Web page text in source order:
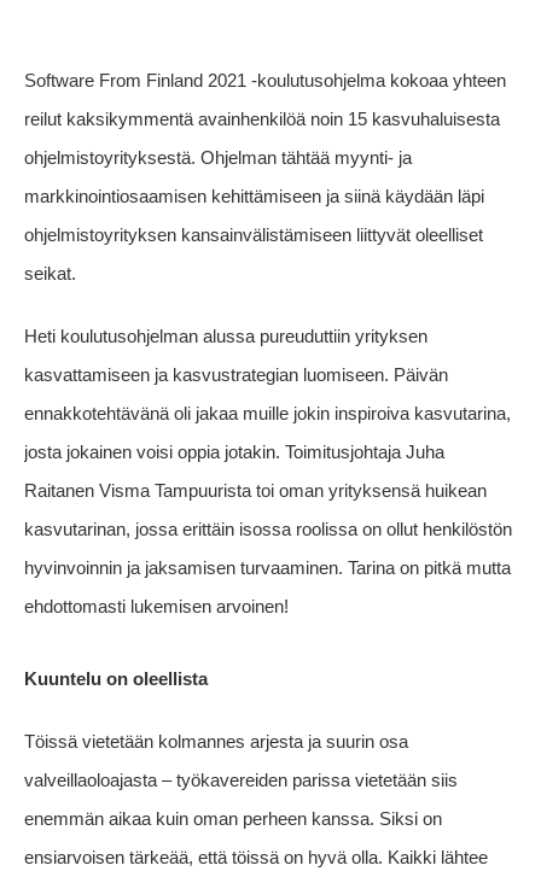
Software From Finland 2021 -koulutusohjelma kokoaa yhteen
reilut kaksikymmentä avainhenkilöä noin 15 kasvuhaluisesta
ohjelmistoyrityksestä. Ohjelman tähtää myynti- ja
markkinointiosaamisen kehittämiseen ja siinä käydään läpi
ohjelmistoyrityksen kansainvälistämiseen liittyvät oleelliset
seikat.
Heti koulutusohjelman alussa pureuduttiin yrityksen
kasvattamiseen ja kasvustrategian luomiseen. Päivän
ennakkotehtävänä oli jakaa muille jokin inspiroiva kasvutarina,
josta jokainen voisi oppia jotakin. Toimitusjohtaja Juha
Raitanen Visma Tampuurista toi oman yrityksensä huikean
kasvutarinan, jossa erittäin isossa roolissa on ollut henkilöstön
hyvinvoinnin ja jaksamisen turvaaminen. Tarina on pitkä mutta
ehdottomasti lukemisen arvoinen!
Kuuntelu on oleellista
Töissä vietetään kolmannes arjesta ja suurin osa
valveillaoloajasta – työkavereiden parissa vietetään siis
enemmän aikaa kuin oman perheen kanssa. Siksi on
ensiarvoisen tärkeää, että töissä on hyvä olla. Kaikki lähtee